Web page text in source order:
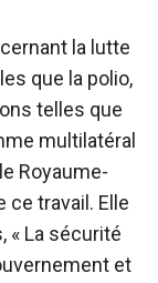
la lutte
que la polio,
telles que
multilatéral
Royaume-
ce travail. Elle
« La sécurité
et